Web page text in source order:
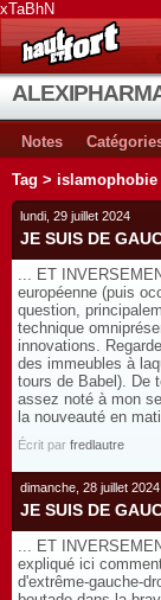
xTaBhN
Notes
Tag > islamophobie
lundi, 29 juillet 2024
JE SUIS DE
... ET
européenne (puis
question,
technique
innovations.
des immeubles à
tours de Babel). De
assez noté à mon
la nouveauté en
Écrit par fredlautre
dimanche, 28 juillet 2024
JE SUIS DE
... ET
expliqué ici
d'extrême-gauche-